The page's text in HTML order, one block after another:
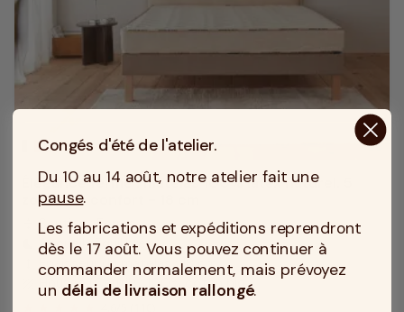
MADE IN TOURCOING
Élégance ferme : matelas 100% latex naturel. 5
zones de confort - 18 cm
Soutien : Ferme
Accueil : Equilibré
Epaisseur du matelas : 18 cm
Housse (Coutil) : 100% coton bio
Congés d'été de l'atelier.
Du 10 au 14 août, notre atelier fait une
pause.
Les fabrications et expéditions reprendront
dès le 17 août. Vous pouvez continuer à
commander normalement, mais prévoyez
un délai de livraison rallongé.